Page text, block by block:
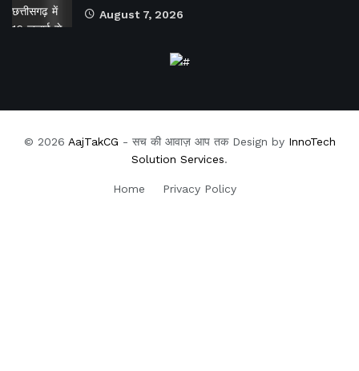
August 7, 2026
© 2026 AajTakCG - सच की आवाज़ आप तक Design by InnoTech
Solution Services.
Home Privacy Policy